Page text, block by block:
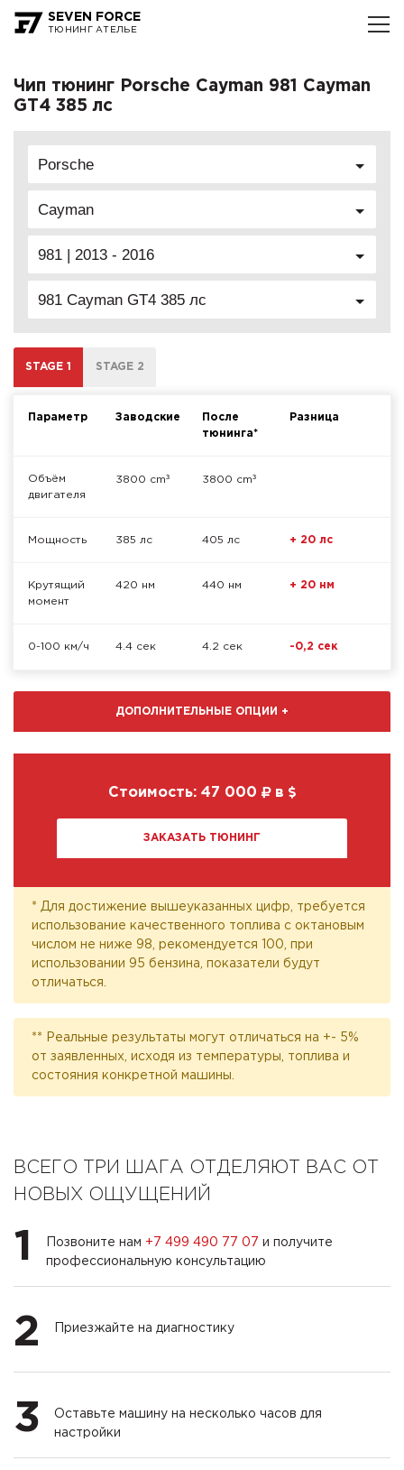
SEVEN FORCE
ТЮНИНГ АТЕЛЬЕ
Чип тюнинг Porsche Cayman 981 Cayman
GT4 385 лс
Porsche
Cayman
981 | 2013 - 2016
981 Cayman GT4 385 лс
STAGE 1 STAGE 2
Параметр Заводские
После
тюнинга*
Разница
Объём
двигателя
3800 cm³ 3800 cm³
Мощность 385 лс 405 лс + 20 лс
Крутящий
момент
420 нм 440 нм + 20 нм
0-100 км/ч 4.4 сек 4.2 сек -0,2 сек
ДОПОЛНИТЕЛЬНЫЕ ОПЦИИ +
Стоимость: 47 000 в
ЗАКАЗАТЬ ТЮНИНГ
* Для достижение вышеуказанных цифр, требуется
использование качественного топлива с октановым
числом не ниже 98, рекомендуется 100, при
использовании 95 бензина, показатели будут
отличаться.
** Реальные результаты могут отличаться на +- 5%
от заявленных, исходя из температуры, топлива и
состояния конкретной машины.
ВСЕГО ТРИ ШАГА ОТДЕЛЯЮТ ВАС ОТ
НОВЫХ ОЩУЩЕНИЙ
1 Позвоните нам +7 499 490 77 07 и получите
профессиональную консультацию
2 Приезжайте на диагностику
3
Оставьте машину на несколько часов для
настройки